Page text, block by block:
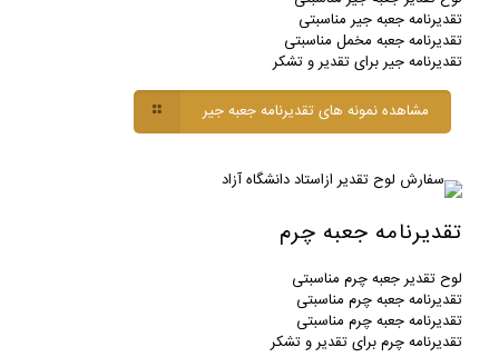
تقدیرنامه جعبه جیر مناسبتی
تقدیرنامه جعبه مخمل مناسبتی
تقدیرنامه جیر برای تقدیر و تشکر
مشاهده نمونه های تقدیرنامه جعبه جیر
تقدیرنامه جعبه چرم
لوح تقدیر جعبه چرم مناسبتی
تقدیرنامه جعبه چرم مناسبتی
تقدیرنامه جعبه چرم مناسبتی
تقدیرنامه چرم برای تقدیر و تشکر